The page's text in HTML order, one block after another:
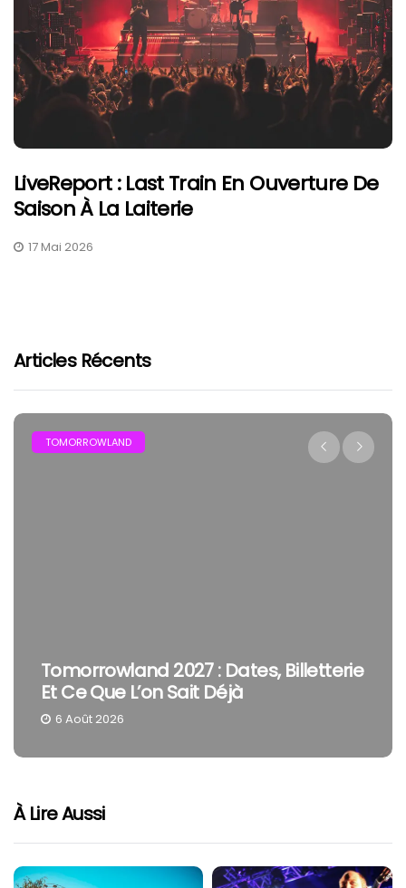
LiveReport : Last Train En Ouverture De
Saison À La Laiterie
17 Mai 2026
Articles Récents
FESTIVAL
The Cure En Festival : Pourquoi Robert
Smith Reste Une Tête D’affiche À Part
4 Août 2026
À Lire Aussi